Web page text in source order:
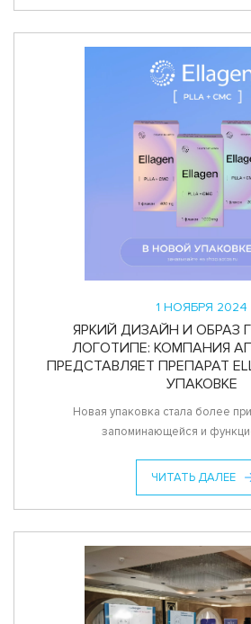
1 НОЯБРЯ 2024
ЯРКИЙ ДИЗАЙН И ОБРАЗ
ЛОГОТИПЕ: КОМПАНИЯ
ПРЕДСТАВЛЯЕТ ПРЕПАРАТ
УПАКОВКЕ
Новая упаковка стала более
запоминающейся и
ЧИТАТЬ ДАЛЕЕ